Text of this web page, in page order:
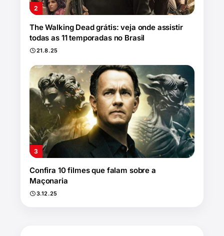
The Walking Dead grátis: veja onde assistir
todas as 11 temporadas no Brasil
21.8.25
Confira 10 filmes que falam sobre a
Maçonaria
3.12.25